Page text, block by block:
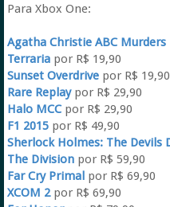
Para Xbox One:
Agatha Christie ABC Murders
Terraria por R$ 19,90
Sunset Overdrivepor R$ 19,90
Rare Replaypor R$ 29,90
Halo MCC por R$ 29,90
F1 2015por R$ 49,90
Sherlock Holmes: The Devils
The Divisionpor R$ 59,90
Far Cry Primal por R$ 69,90
XCOM 2por R$ 69,90